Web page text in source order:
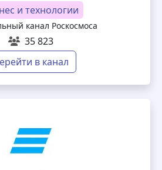
и технологии
канал Роскосмоса
35 823
в канал